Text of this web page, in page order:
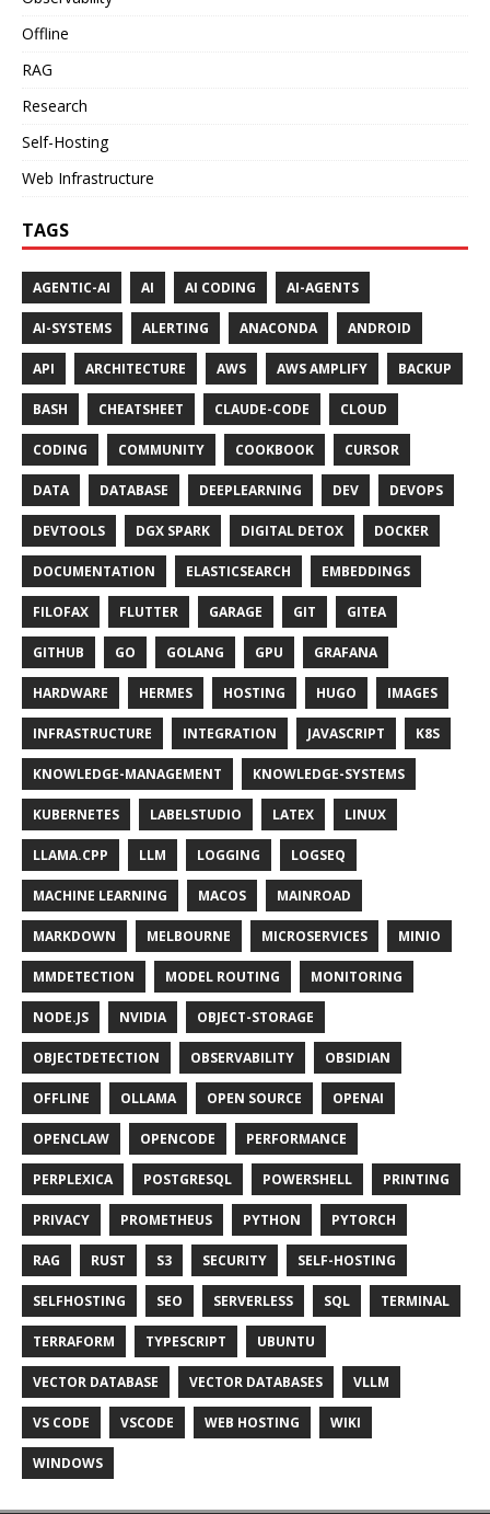
Offline
RAG
Research
Self-Hosting
Web Infrastructure
TAGS
AGENTIC-AI AI AI CODING AI-AGENTS
AI-SYSTEMS ALERTING ANACONDA ANDROID
API ARCHITECTURE AWS AWS AMPLIFY BACKUP
BASH CHEATSHEET CLAUDE-CODE CLOUD
CODING COMMUNITY COOKBOOK CURSOR
DATA DATABASE DEEPLEARNING DEV DEVOPS
DEVTOOLS DGX SPARK DIGITAL DETOX DOCKER
DOCUMENTATION ELASTICSEARCH EMBEDDINGS
FILOFAX FLUTTER GARAGE GIT GITEA
GITHUB GO GOLANG GPU GRAFANA
HARDWARE HERMES HOSTING HUGO IMAGES
INFRASTRUCTURE INTEGRATION JAVASCRIPT K8S
KNOWLEDGE-MANAGEMENT KNOWLEDGE-SYSTEMS
KUBERNETES LABELSTUDIO LATEX LINUX
LLAMA.CPP LLM LOGGING LOGSEQ
MACHINE LEARNING MACOS MAINROAD
MARKDOWN MELBOURNE MICROSERVICES MINIO
MMDETECTION MODEL ROUTING MONITORING
NODE.JS NVIDIA OBJECT-STORAGE
OBJECTDETECTION OBSERVABILITY OBSIDIAN
OFFLINE OLLAMA OPEN SOURCE OPENAI
OPENCLAW OPENCODE PERFORMANCE
PERPLEXICA POSTGRESQL POWERSHELL PRINTING
PRIVACY PROMETHEUS PYTHON PYTORCH
RAG RUST S3 SECURITY SELF-HOSTING
SELFHOSTING SEO SERVERLESS SQL TERMINAL
TERRAFORM TYPESCRIPT UBUNTU
VECTOR DATABASE VECTOR DATABASES VLLM
VS CODE VSCODE WEB HOSTING WIKI
WINDOWS